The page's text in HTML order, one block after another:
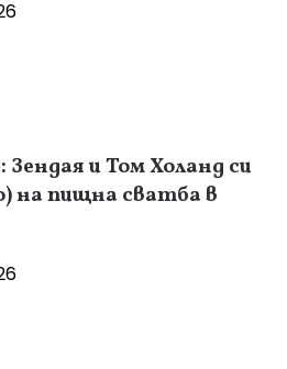
и Том Холанд си
на пищна сватба в